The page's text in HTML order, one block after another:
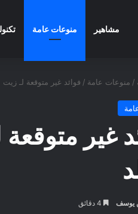
مشاهير منوعات عامة
/ منوعات عامة / فوائد غير متوقعة لـ
غير
يوسف